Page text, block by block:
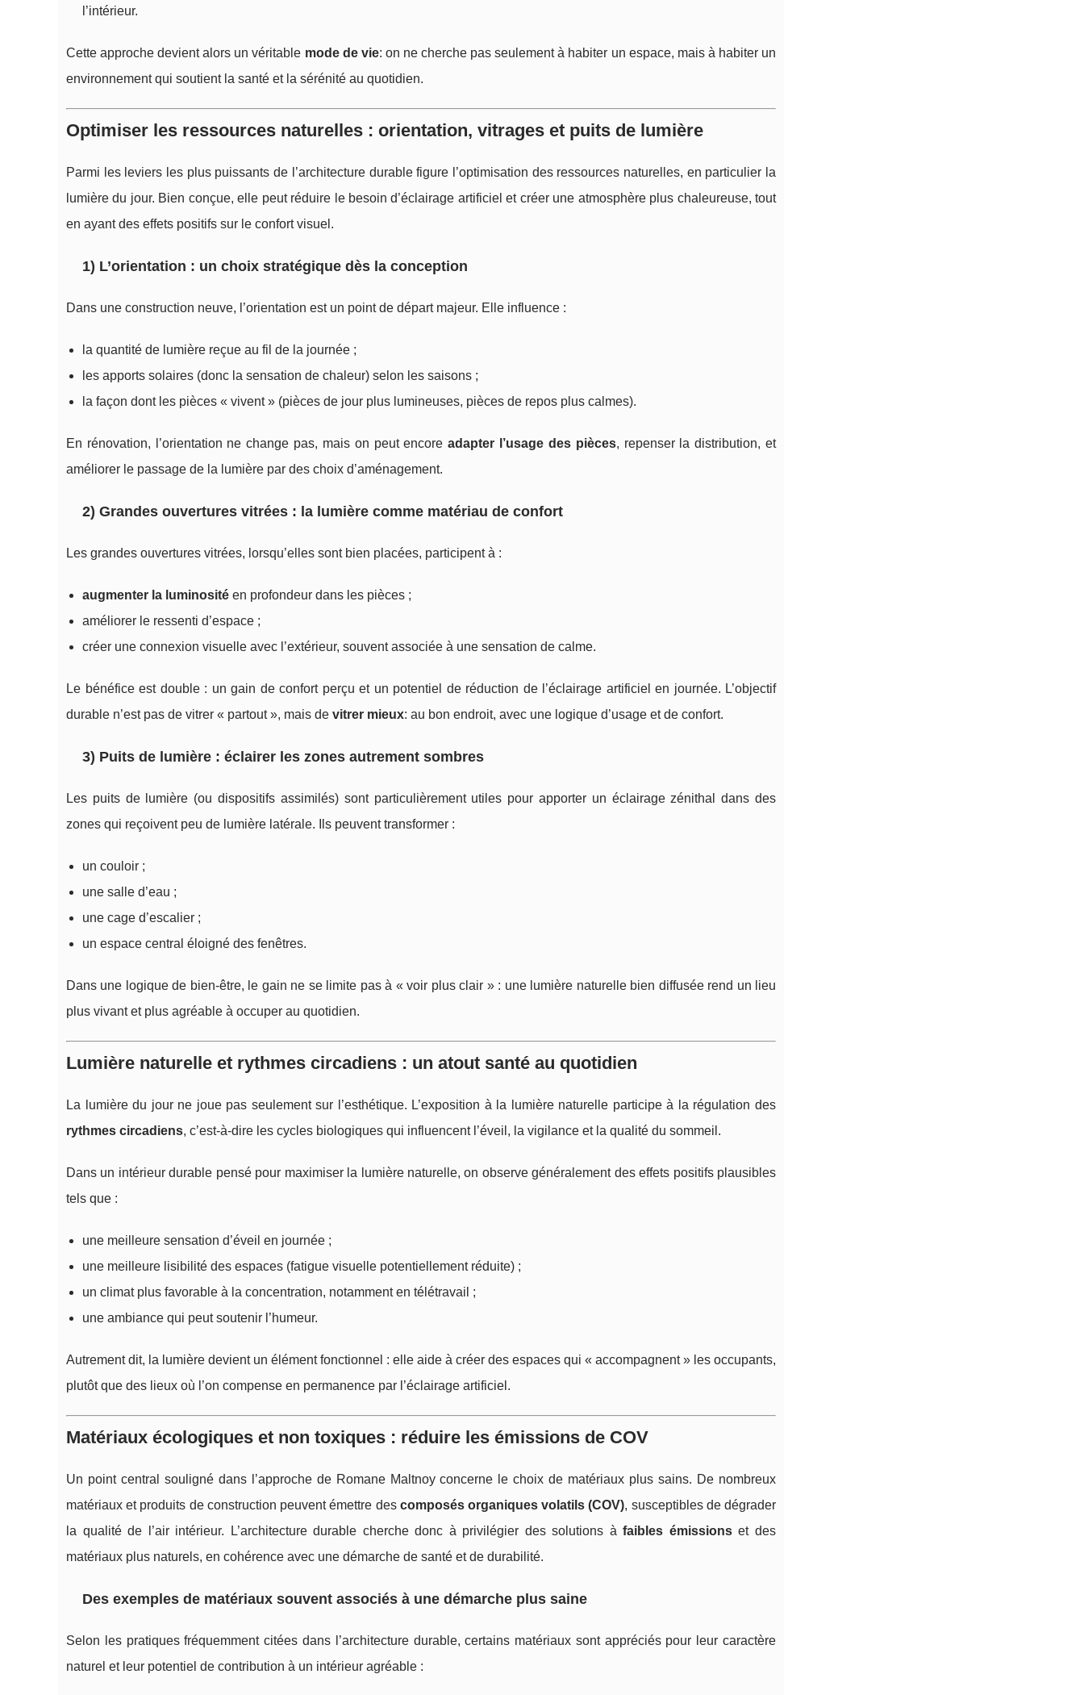
l’intérieur.
Cette approche devient alors un véritable mode de vie: on ne cherche pas seulement à habiter un espace, mais à habiter un
environnement qui soutient la santé et la sérénité au quotidien.
Optimiser les ressources naturelles : orientation, vitrages et puits de lumière
Parmi les leviers les plus puissants de l’architecture durable figure l’optimisation des ressources naturelles, en particulier la
lumière du jour. Bien conçue, elle peut réduire le besoin d’éclairage artificiel et créer une atmosphère plus chaleureuse, tout
en ayant des effets positifs sur le confort visuel.
1) L’orientation : un choix stratégique dès la conception
Dans une construction neuve, l’orientation est un point de départ majeur. Elle influence :
la quantité de lumière reçue au fil de la journée ;
les apports solaires (donc la sensation de chaleur) selon les saisons ;
la façon dont les pièces « vivent » (pièces de jour plus lumineuses, pièces de repos plus calmes).
En rénovation, l’orientation ne change pas, mais on peut encoreadapter l’usage des pièces, repenser la distribution, et
améliorer le passage de la lumière par des choix d’aménagement.
2) Grandes ouvertures vitrées : la lumière comme matériau de confort
Les grandes ouvertures vitrées, lorsqu’elles sont bien placées, participent à :
augmenter la luminosité en profondeur dans les pièces ;
améliorer le ressenti d’espace ;
créer une connexion visuelle avec l’extérieur, souvent associée à une sensation de calme.
Le bénéfice est double : un gain de confort perçu et un potentiel de réduction de l’éclairage artificiel en journée. L’objectif
durable n’est pas de vitrer « partout », mais de vitrer mieux: au bon endroit, avec une logique d’usage et de confort.
3) Puits de lumière : éclairer les zones autrement sombres
Les puits de lumière (ou dispositifs assimilés) sont particulièrement utiles pour apporter un éclairage zénithal dans des
zones qui reçoivent peu de lumière latérale. Ils peuvent transformer :
un couloir ;
une salle d’eau ;
une cage d’escalier ;
un espace central éloigné des fenêtres.
Dans une logique de bien-être, le gain ne se limite pas à « voir plus clair » : une lumière naturelle bien diffusée rend un lieu
plus vivant et plus agréable à occuper au quotidien.
Lumière naturelle et rythmes circadiens : un atout santé au quotidien
La lumière du jour ne joue pas seulement sur l’esthétique. L’exposition à la lumière naturelle participe à la régulation des
rythmes circadiens, c’est-à-dire les cycles biologiques qui influencent l’éveil, la vigilance et la qualité du sommeil.
Dans un intérieur durable pensé pour maximiser la lumière naturelle, on observe généralement des effets positifs plausibles
tels que :
une meilleure sensation d’éveil en journée ;
une meilleure lisibilité des espaces (fatigue visuelle potentiellement réduite) ;
un climat plus favorable à la concentration, notamment en télétravail ;
une ambiance qui peut soutenir l’humeur.
Autrement dit, la lumière devient un élément fonctionnel : elle aide à créer des espaces qui « accompagnent » les occupants,
plutôt que des lieux où l’on compense en permanence par l’éclairage artificiel.
Matériaux écologiques et non toxiques : réduire les émissions de COV
Un point central souligné dans l’approche de Romane Maltnoy concerne le choix de matériaux plus sains. De nombreux
matériaux et produits de construction peuvent émettre des composés organiques volatils (COV), susceptibles de dégrader
la qualité de l’air intérieur. L’architecture durable cherche donc à privilégier des solutions àfaibles émissionset des
matériaux plus naturels, en cohérence avec une démarche de santé et de durabilité.
Des exemples de matériaux souvent associés à une démarche plus saine
Selon les pratiques fréquemment citées dans l’architecture durable, certains matériaux sont appréciés pour leur caractère
naturel et leur potentiel de contribution à un intérieur agréable :